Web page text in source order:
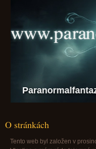
O stránkách
Tento web byl založen v